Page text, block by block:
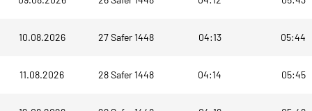
10.08.2026 27 Safer 1448 04:13 05:44
11.08.2026 28 Safer 1448 04:14 05:45